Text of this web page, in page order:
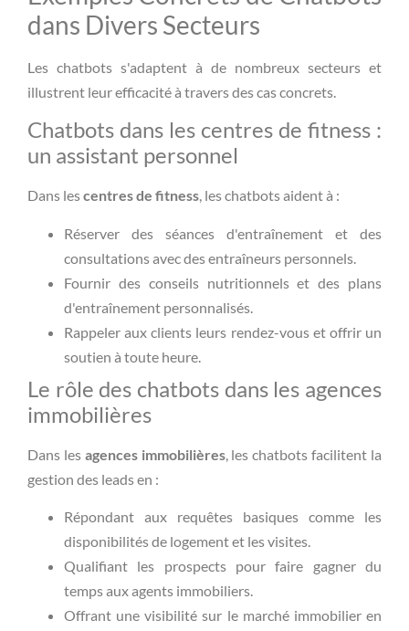
dans Divers Secteurs
Les chatbots s'adaptent à de nombreux secteurs et
illustrent leur efficacité à travers des cas concrets.
Chatbots dans les centres de fitness :
un assistant personnel
Dans lescentres de fitness, les chatbots aident à :
Réserver des séances d'entraînement et des
consultations avec des entraîneurs personnels.
Fournir des conseils nutritionnels et des plans
d'entraînement personnalisés.
Rappeler aux clients leurs rendez-vous et offrir un
soutien à toute heure.
Le rôle des chatbots dans les agences
immobilières
Dans les agences immobilières, les chatbots facilitent la
gestion des leads en :
Répondant aux requêtes basiques comme les
disponibilités de logement et les visites.
Qualifiant les prospects pour faire gagner du
temps aux agents immobiliers.
Offrant une visibilité sur le marché immobilier en